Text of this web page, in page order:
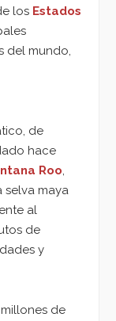
los Estados
del mundo,
de
hace
Roo,
selva maya
al
de
y
de